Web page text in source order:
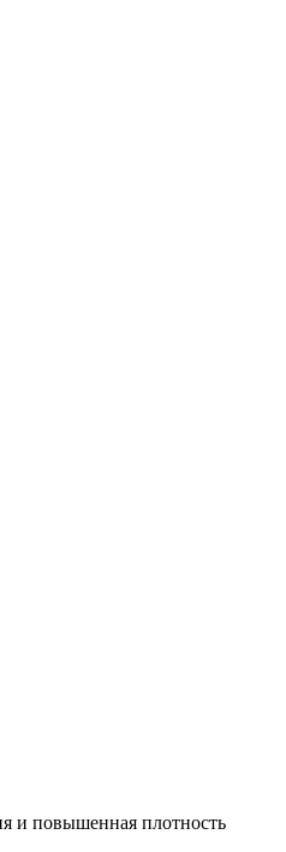
и повышенная плотность